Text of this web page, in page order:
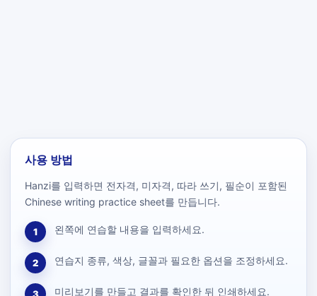
사용 방법
Hanzi를 입력하면 전자격, 미자격, 따라 쓰기, 필순이 포함된
Chinese writing practice sheet를 만듭니다.
1 왼쪽에 연습할 내용을 입력하세요.
2 연습지 종류, 색상, 글꼴과 필요한 옵션을 조정하세요.
미리보기를 만들고 결과를 확인한 뒤 인쇄하세요.